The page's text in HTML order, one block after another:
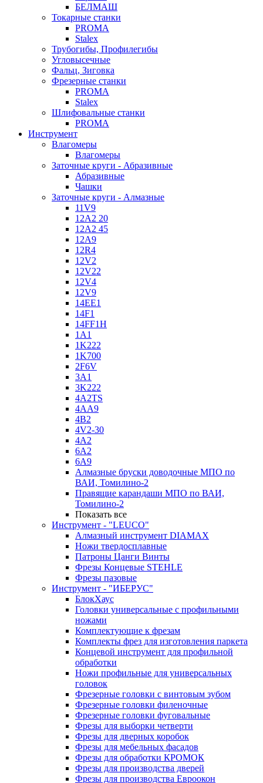
БЕЛМАШ
Токарные станки
PROMA
Stalex
Трубогибы, Профилегибы
Угловысечные
Фальц, Зиговка
Фрезерные станки
PROMA
Stalex
Шлифовальные станки
PROMA
Инструмент
Влагомеры
Влагомеры
Заточные круги - Абразивные
Абразивные
Чашки
Заточные круги - Алмазные
11V9
12A2 20
12A2 45
12A9
12R4
12V2
12V22
12V4
12V9
14EE1
14F1
14FF1H
1A1
1K222
1K700
2F6V
3A1
3K222
4A2TS
4AA9
4B2
4V2-30
4А2
6A2
6A9
Алмазные бруски доводочные МПО по
ВАИ, Томилино-2
Правящие карандаши МПО по ВАИ,
Томилино-2
Показать все
Инструмент - "LEUCO"
Алмазный инструмент DIAMAX
Ножи твердосплавные
Патроны Цанги Винты
Фрезы Концевые STEHLE
Фрезы пазовые
Инструмент - "ИБЕРУС"
БлокХаус
Головки универсальные с профильными
ножами
Комплектующие к фрезам
Комплекты фрез для изготовления паркета
Концевой инструмент для профильной
обработки
Ножи профильные для универсальных
головок
Фрезерные головки с винтовым зубом
Фрезерные головки филеночные
Фрезерные головки фуговальные
Фрезы для выборки четверти
Фрезы для дверных коробок
Фрезы для мебельных фасадов
Фрезы для обработки КРОМОК
Фрезы для производства дверей
Фрезы для производства Евроокон